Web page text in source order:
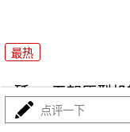
最热
歼-36五架原型
翼
点评一下